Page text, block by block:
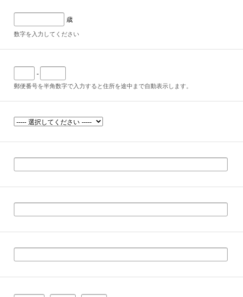
歳
数字を入力してください
-
郵便番号を半角数字で入力すると住所を途中まで自動表示します。